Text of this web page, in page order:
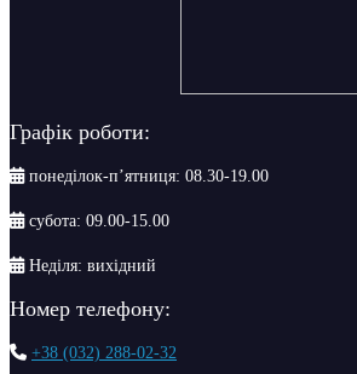
Графік роботи:
понеділок-п’ятниця: 08.30-19.00
субота: 09.00-15.00
Неділя: вихідний
Номер телефону:
+38 (032) 288-02-32